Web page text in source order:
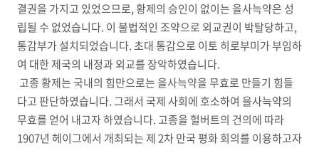
결권을 가지고 있었으므로, 황제의 승인이 없이는 을사늑약은 성
립될 수 없었습니다. 이 불법적인 조약으로 외교권이 박탈당하고,
통감부가 설치되었습니다. 초대 통감으로 이토 히로부미가 부임하
여 대한 제국의 내정과 외교를 장악하였습니다.
고종 황제는 국내의 힘만으로는 을사늑약을 무효로 만들기 힘들
다고 판단하였습니다. 그래서 국제 사회에 호소하여 을사늑약의
무효를 얻어 내고자 하였습니다. 고종을 헐버트의 건의에 따라
1907년 헤이그에서 개최되는 제 2차 만국 평화 회의를 이용하고자